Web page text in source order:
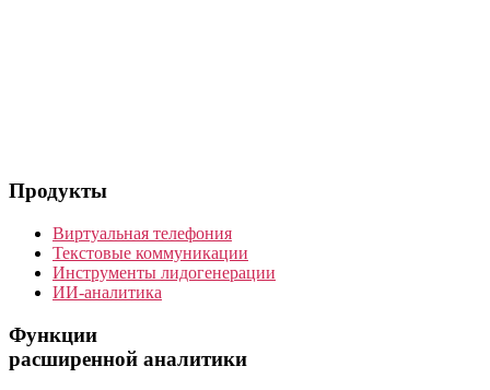
Продукты
Виртуальная телефония
Текстовые коммуникации
Инструменты лидогенерации
ИИ-аналитика
Функции
расширенной аналитики